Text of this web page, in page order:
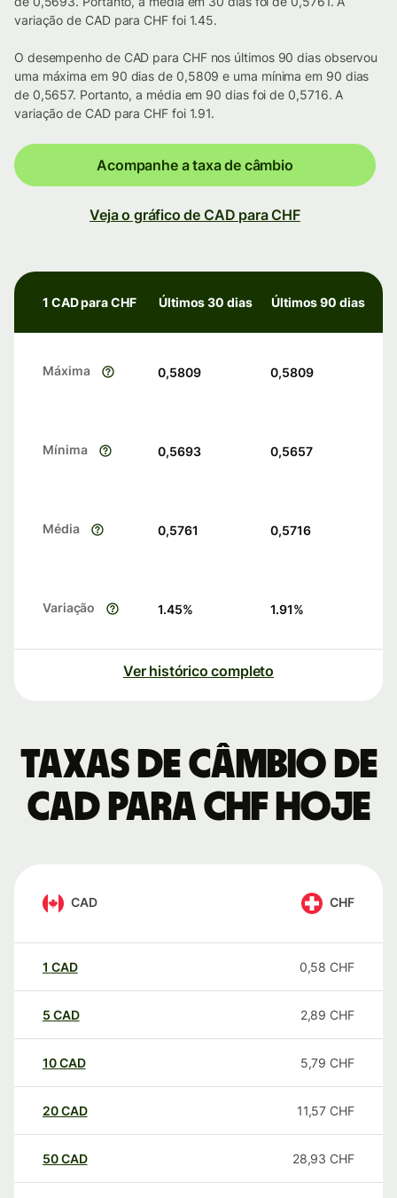
variação de CAD para CHF foi 1.45.
O desempenho de CAD para CHF nos últimos 90 dias observou
uma máxima em 90 dias de 0,5809 e uma mínima em 90 dias
de 0,5657. Portanto, a média em 90 dias foi de 0,5716. A
variação de CAD para CHF foi 1.91.
Acompanhe a taxa de câmbio
Veja o gráfico de CAD para CHF
1 CAD para CHF Últimos 30 dias Últimos 90 dias
Máxima 0,5809 0,5809
Mínima 0,5693 0,5657
Média 0,5761 0,5716
Variação 1.45% 1.91%
Ver histórico completo
Taxas de câmbio de
CAD para CHF hoje
CAD CHF
1 CAD 0,58 CHF
5 CAD 2,89 CHF
10CAD 5,79 CHF
20CAD 11,57 CHF
50CAD 28,93 CHF